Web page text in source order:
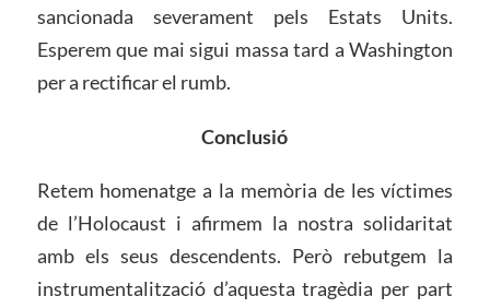
sancionada severament pels Estats Units.
Esperem que mai sigui massa tard a Washington
per a rectificar el rumb.
Conclusió
Retem homenatge a la memòria de les víctimes
de l’Holocaust i afirmem la nostra solidaritat
amb els seus descendents. Però rebutgem la
instrumentalització d’aquesta tragèdia per part